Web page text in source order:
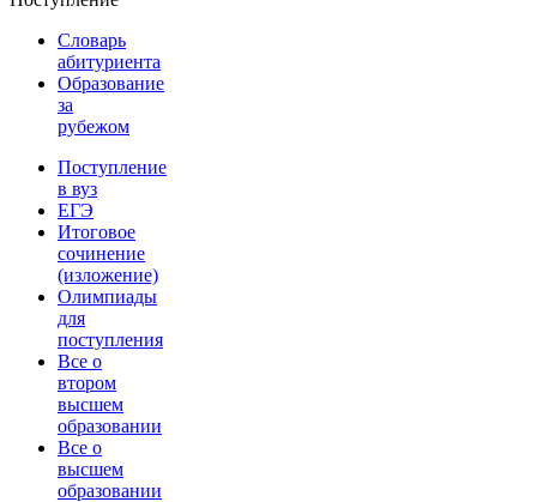
Словарь
абитуриента
Образование
за
рубежом
Поступление
в вуз
ЕГЭ
Итоговое
сочинение
(изложение)
Олимпиады
для
поступления
Все о
втором
высшем
образовании
Все о
высшем
образовании